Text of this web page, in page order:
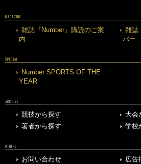
MAGAZINE
雑誌『Number』購読のご案
内
雑誌
バー
SPECIAL
Number SPORTS OF THE
YEAR
ARCHIVE
競技から探す
大会
著者から探す
学校
OTHERS
お問い合わせ 広告